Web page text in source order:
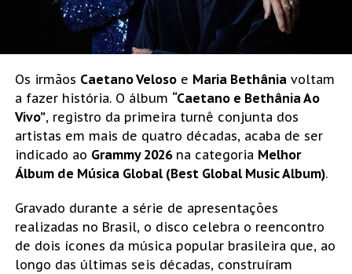
Os irmãos Caetano Velosoe Maria Bethâniavoltam
a fazer história. O álbum “Caetano e Bethânia Ao
Vivo”, registro da primeira turnê conjunta dos
artistas em mais de quatro décadas, acaba de ser
indicado ao Grammy 2026na categoria Melhor
Álbum de Música Global (Best Global Music Album).
Gravado durante a série de apresentações
realizadas no Brasil, o disco celebra o reencontro
de dois ícones da música popular brasileira que, ao
longo das últimas seis décadas, construíram